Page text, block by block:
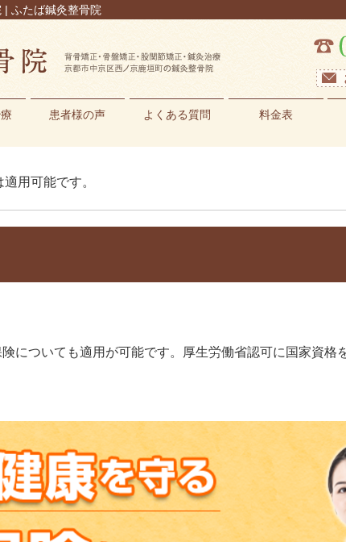
| ふたば鍼灸整骨院
患者様の声 よくある質問 料金表
用可能です。
についても適用が可能です。厚生労働省認可に国家資格